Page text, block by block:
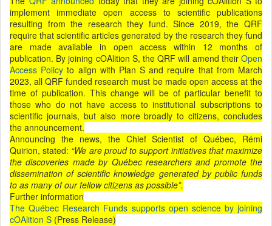
implement immediate open access to scientific publications
resulting from the research they fund. Since 2019, the QRF
require that scientific articles generated by the research they fund
are made available in open access within 12 months of
publication. By joining cOAlition S, the QRF will amend their Open
Access Policy to align with Plan S and require that from March
2023, all QRF funded research must be made open access at the
time of publication. This change will be of particular benefit to
those who do not have access to institutional subscriptions to
scientific journals, but also more broadly to citizens, concludes
the announcement.
Announcing the news, the Chief Scientist of Québec, Rémi
Quirion, stated: “We are proud to support initiatives that maximize
the discoveries made by Québec researchers and promote the
dissemination of scientific knowledge generated by public funds
to as many of our fellow citizens as possible”.
Further information
The Québec Research Funds supports open science by joining
cOAlition S (Press Release)